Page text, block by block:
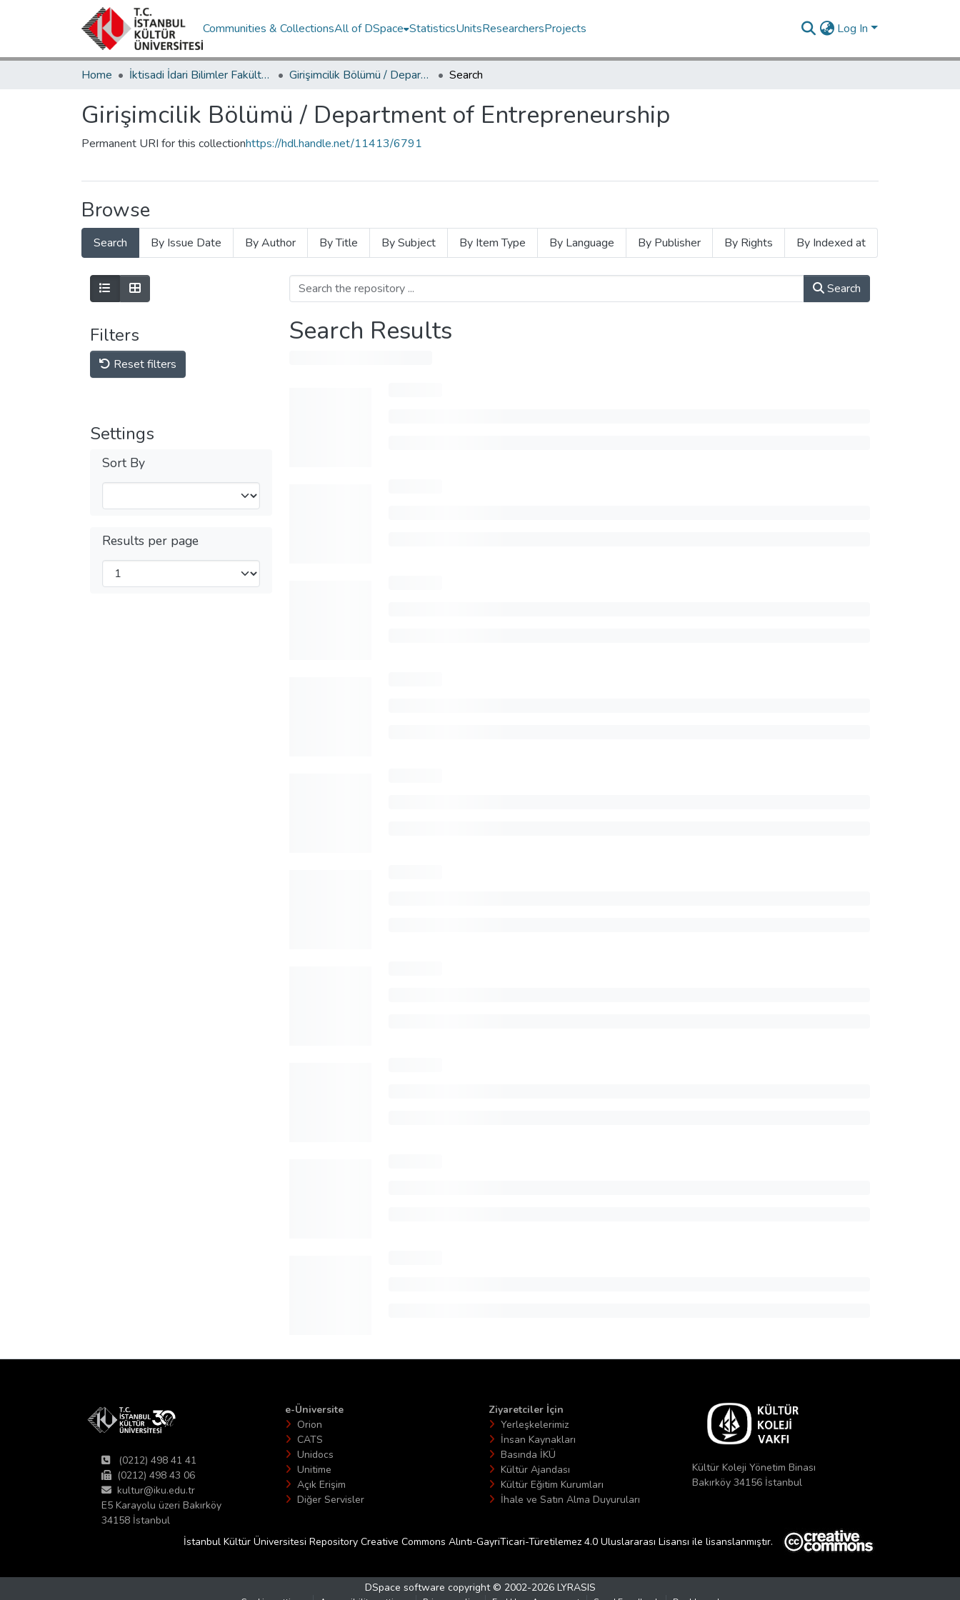
Communities & CollectionsAll of DSpace StatisticsUnitsResearchersProjects Log In
Home İktisadi İdari Bilimler Fakültesi / Faculty of Economics and Administrative Sciences Girişimcilik Bölümü / Department of Entrepreneurship Search
Girişimcilik Bölümü / Department of Entrepreneurship
Permanent URI for this collectionhttps://hdl.handle.net/11413/6791
Browse
Search By Issue Date By Author By Title By Subject By Item Type By Language By Publisher By Rights By Indexed at
Filters
Reset filters
Settings
Sort By
Results per page
Search
Search Results
(0212) 498 41 41
(0212) 498 43 06
kultur@iku.edu.tr
E5 Karayolu üzeri Bakırköy
34158 İstanbul
e-Üniversite
Orion
CATS
Unidocs
Unitime
Açık Erişim
Diğer Servisler
Ziyaretciler İçin
Yerleşkelerimiz
İnsan Kaynakları
Basında İKÜ
Kültür Ajandası
Kültür Eğitim Kurumları
İhale ve Satın Alma Duyuruları
Kültür Koleji Yönetim Binası
Bakırköy 34156 İstanbul
İstanbul Kültür Üniversitesi Repository Creative Commons Alıntı-GayriTicari-Türetilemez 4.0 Uluslararası Lisansı ile lisanslanmıştır.
DSpace software copyright © 2002-2026 LYRASIS